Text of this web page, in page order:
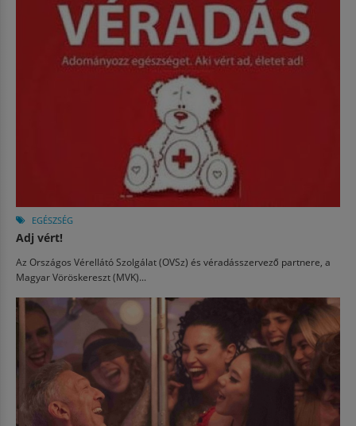
EGÉSZSÉG
Adj vért!
Az Országos Vérellátó Szolgálat (OVSz) és véradásszervező partnere, a
Magyar Vöröskereszt (MVK)...